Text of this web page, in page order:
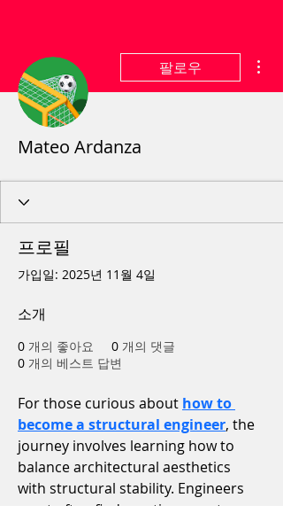
팔로우
Mateo Ardanza
프로필
가입일: 2025년 11월 4일
소개
0 개의 좋아요 0 개의 댓글
0 개의 베스트 답변
For those curious about how to
become a structural engineer, the
journey involves learning how to
balance architectural aesthetics
with structural stability. Engineers
must often find creative ways to